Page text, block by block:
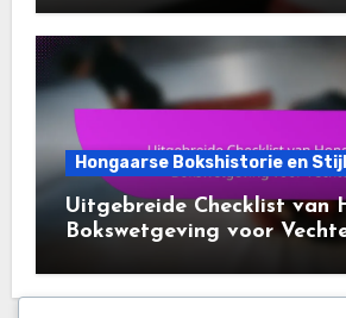
Hongaarse Bokshistorie en
Uitgebreide Checklist van
Bokswetgeving voor